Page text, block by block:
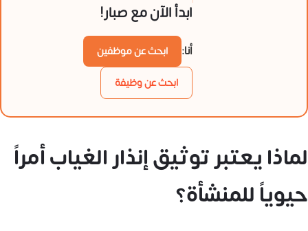
ابدأ الآن مع صبار!
أنا:
ابحث عن موظفين
ابحث عن وظيفة
لماذا يعتبر توثيق إنذار الغياب أمراً
حيوياً للمنشأة؟